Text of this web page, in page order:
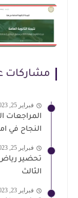
مشاركات
فبراير 25, 2023
المراجعات
النجاح في
فبراير 25, 2023
تحضير
الثالث
فبراير 23, 2023